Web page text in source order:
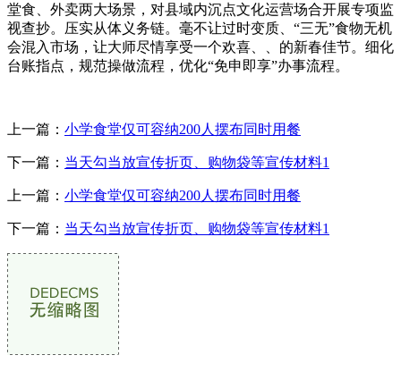
堂食、外卖两大场景，对县域内沉点文化运营场合开展专项监
视查抄。压实从体义务链。毫不让过时变质、“三无”食物无机
会混入市场，让大师尽情享受一个欢喜、、的新春佳节。细化
台账指点，规范操做流程，优化“免申即享”办事流程。
上一篇： 小学食堂仅可容纳200人摆布同时用餐
下一篇： 当天勾当放宣传折页、购物袋等宣传材料1
上一篇： 小学食堂仅可容纳200人摆布同时用餐
下一篇： 当天勾当放宣传折页、购物袋等宣传材料1